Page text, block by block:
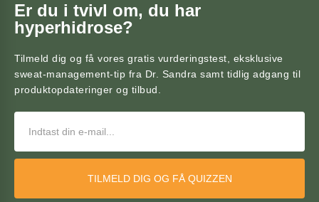
Er du i tvivl om, du har
hyperhidrose?
Tilmeld dig og få vores gratis vurderingstest, eksklusive
sweat-management-tip fra Dr. Sandra samt tidlig adgang til
produktopdateringer og tilbud.
TILMELD DIG OG FÅ QUIZZEN